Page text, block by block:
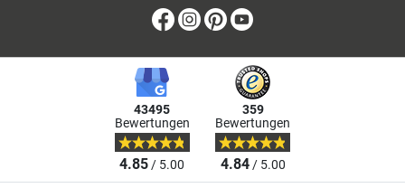
Facebook
Instagram
Pinterest
43495
Bewertungen
4.85/ 5.00
359
Bewertungen
4.84/ 5.00